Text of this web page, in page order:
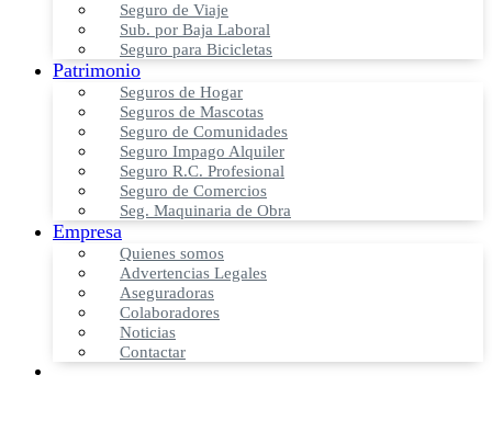
Seguro de Viaje
Sub. por Baja Laboral
Seguro para Bicicletas
Patrimonio
Seguros de Hogar
Seguros de Mascotas
Seguro de Comunidades
Seguro Impago Alquiler
Seguro R.C. Profesional
Seguro de Comercios
Seg. Maquinaria de Obra
Empresa
Quienes somos
Advertencias Legales
Aseguradoras
Colaboradores
Noticias
Contactar